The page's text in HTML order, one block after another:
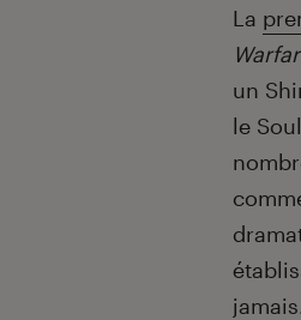
La
un
le